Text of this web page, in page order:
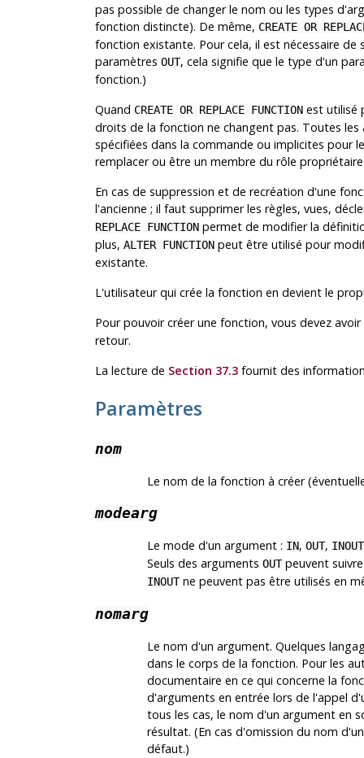
pas possible de changer le nom ou les types
fonction distincte). De même, CREATE OR
fonction existante. Pour cela, il est nécessaire
paramètres OUT, cela signifie que le type d'un
fonction.)
Quand CREATE OR REPLACE FUNCTIONest utilisé
droits de la fonction ne changent pas. Toutes
spécifiées dans la commande ou implicites pour
remplacer ou être un membre du rôle
En cas de suppression et de recréation d'une
l'ancienne ; il faut supprimer les règles, vues,
REPLACE FUNCTIONpermet de modifier la
plus, ALTER FUNCTIONpeut être utilisé pour
existante.
L'utilisateur qui crée la fonction en devient le
Pour pouvoir créer une fonction, vous devez
retour.
La lecture de Section 37.3fournit des
Paramètres
nom
Le nom de la fonction à créer
modearg
Le mode d'un argument : IN, OUT, INOUT
Seuls des arguments OUTpeuvent
INOUTne peuvent pas être utilisés en
nomarg
Le nom d'un argument. Quelques
dans le corps de la fonction. Pour les
documentaire en ce qui concerne la
d'arguments en entrée lors de l'appel
tous les cas, le nom d'un argument en
résultat. (En cas d'omission du nom
défaut.)